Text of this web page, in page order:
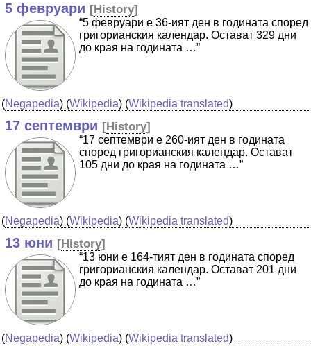
5 февруари [History]
“5 февруари е 36-ият ден в годината според
григорианския календар. Остават 329 дни
до края на годината …”
(Negapedia) (Wikipedia) (Wikipedia translated)
17 септември [History]
“17 септември е 260-ият ден в годината
според григорианския календар. Остават
105 дни до края на годината …”
(Negapedia) (Wikipedia) (Wikipedia translated)
13 юни [History]
“13 юни е 164-тият ден в годината според
григорианския календар. Остават 201 дни
до края на годината …”
(Negapedia) (Wikipedia) (Wikipedia translated)